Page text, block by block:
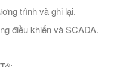
trình và ghi lại.
điều khiển và SCADA.